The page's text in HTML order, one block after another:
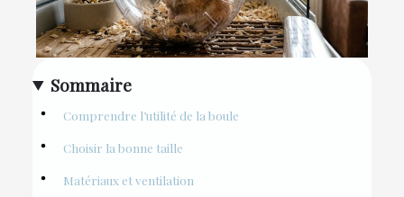
Sommaire
Comprendre l’utilité de la boule
Choisir la bonne taille
Matériaux et ventilation